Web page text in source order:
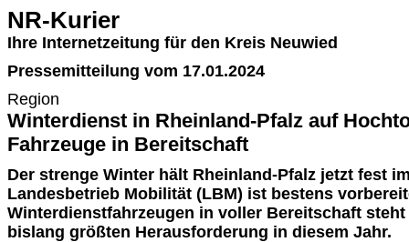
NR-Kurier
Ihre Internetzeitung für den Kreis Neuwied
Pressemitteilung vom 17.01.2024
Region
Winterdienst in Rheinland-Pfalz auf
Fahrzeuge in Bereitschaft
Der strenge Winter hält Rheinland-Pfalz jetzt fest
Landesbetrieb Mobilität (LBM) ist bestens
Winterdienstfahrzeugen in voller Bereitschaft
bislang größten Herausforderung in diesem Jahr.